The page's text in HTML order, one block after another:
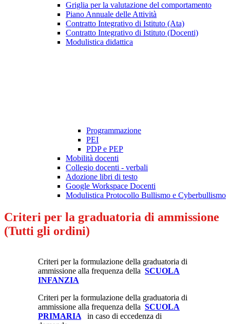
Griglia per la valutazione del comportamento
Piano Annuale delle Attività
Contratto Integrativo di Istituto (Ata)
Contratto Integrativo di Istituto (Docenti)
Modulistica didattica
Programmazione
PEI
PDP e PEP
Mobilità docenti
Collegio docenti - verbali
Adozione libri di testo
Google Workspace Docenti
Modulistica Protocollo Bullismo e Cyberbullismo
Criteri per la graduatoria di ammissione
(Tutti gli ordini)
Criteri per la formulazione della graduatoria di
ammissione alla frequenza della SCUOLA
INFANZIA
Criteri per la formulazione della graduatoria di
ammissione alla frequenza della SCUOLA
PRIMARIA
in caso di eccedenza di